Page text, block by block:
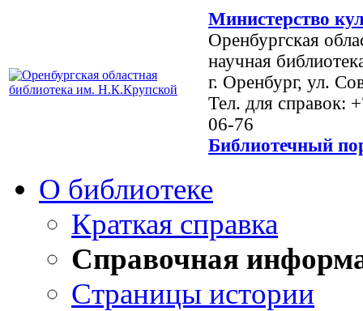
Министерство
Оренбургская
научная
г. Оренбург, ул.
Тел. для справок:
06-76
Библиотечный
О библиотеке
Краткая справка
Справочная
Страницы истории